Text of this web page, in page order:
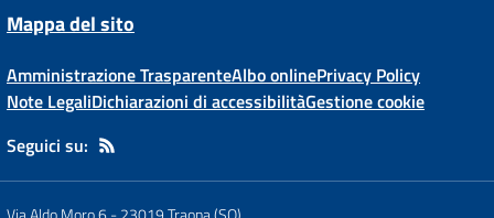
Mappa del sito
Amministrazione TrasparenteAlbo onlinePrivacy Policy
Note LegaliDichiarazioni di accessibilitàGestione cookie
Seguici su: